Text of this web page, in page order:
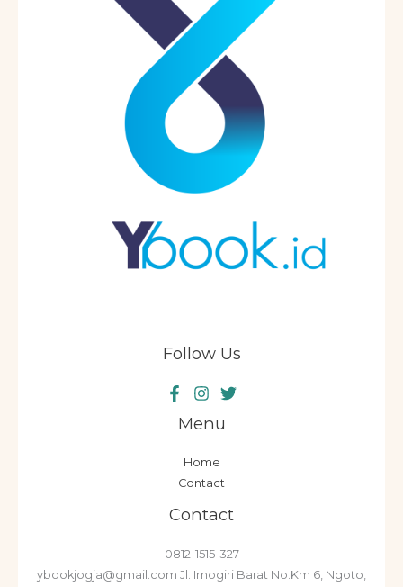
Follow Us
Menu
Home
Contact
Contact
0812-1515-327
ybookjogja@gmail.com Jl. Imogiri Barat No.Km 6, Ngoto,